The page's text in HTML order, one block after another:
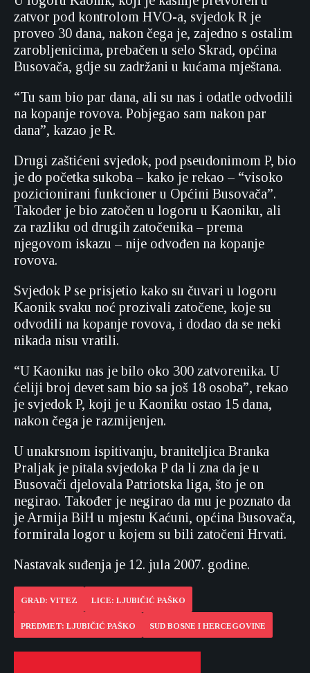
zatvor pod kontrolom HVO-a, svjedok R je
proveo 30 dana, nakon čega je, zajedno s ostalim
zarobljenicima, prebačen u selo Skrad, općina
Busovača, gdje su zadržani u kućama mještana.
“Tu sam bio par dana, ali su nas i odatle odvodili
na kopanje rovova. Pobjegao sam nakon par
dana”, kazao je R.
Drugi zaštićeni svjedok, pod pseudonimom P, bio
je do početka sukoba – kako je rekao – “visoko
pozicionirani funkcioner u Općini Busovača”.
Također je bio zatočen u logoru u Kaoniku, ali
za razliku od drugih zatočenika – prema
njegovom iskazu – nije odvođen na kopanje
rovova.
Svjedok P se prisjetio kako su čuvari u logoru
Kaonik svaku noć prozivali zatočene, koje su
odvodili na kopanje rovova, i dodao da se neki
nikada nisu vratili.
“U Kaoniku nas je bilo oko 300 zatvorenika. U
ćeliji broj devet sam bio sa još 18 osoba”, rekao
je svjedok P, koji je u Kaoniku ostao 15 dana,
nakon čega je razmijenjen.
U unakrsnom ispitivanju, braniteljica Branka
Praljak je pitala svjedoka P da li zna da je u
Busovači djelovala Patriotska liga, što je on
negirao. Također je negirao da mu je poznato da
je Armija BiH u mjestu Kaćuni, općina Busovača,
formirala logor u kojem su bili zatočeni Hrvati.
Nastavak suđenja je 12. jula 2007. godine.
GRAD: VITEZ LICE: LJUBIČIĆ PAŠKO
PREDMET: LJUBIČIĆ PAŠKO SUD BOSNE I HERCEGOVINE